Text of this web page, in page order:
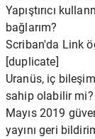
Yapıştırıcı
bağlarım?
Scriban'da Link
[duplicate]
Uranüs, iç
sahip olabilir mi?
Mayıs 2019
yayını geri